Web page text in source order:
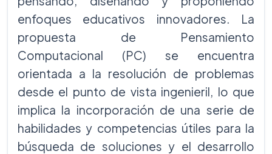
enfoques educativos innovadores. La
propuesta de Pensamiento
Computacional (PC) se encuentra
orientada a la resolución de problemas
desde el punto de vista ingenieril, lo que
implica la incorporación de una serie de
habilidades y competencias útiles para la
búsqueda de soluciones y el desarrollo